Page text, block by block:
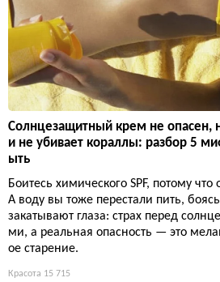
Солнцезащитный крем не опасен,
и не убивает кораллы: разбор 5
ыть
Боитесь химического SPF, потому
А воду вы тоже перестали пить,
закатывают глаза: страх перед
ми, а реальная опасность — это
ое старение.
Красота 15 715